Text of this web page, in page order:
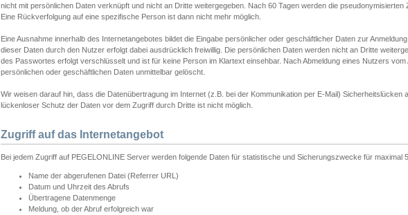
nicht mit persönlichen Daten verknüpft und nicht an Dritte weitergegeben. Nach 60 Tagen werden die pseudonymisierten
Eine Rückverfolgung auf eine spezifische Person ist dann nicht mehr möglich.
Eine Ausnahme innerhalb des Internetangebotes bildet die Eingabe persönlicher oder geschäftlicher Daten zur
dieser Daten durch den Nutzer erfolgt dabei ausdrücklich freiwillig. Die persönlichen Daten werden nicht an Dritte
des Passwortes erfolgt verschlüsselt und ist für keine Person im Klartext einsehbar. Nach Abmeldung eines Nutzers
persönlichen oder geschäftlichen Daten unmittelbar gelöscht.
Wir weisen darauf hin, dass die Datenübertragung im Internet (z.B. bei der Kommunikation per E-Mail) Sicherheitslücken
lückenloser Schutz der Daten vor dem Zugriff durch Dritte ist nicht möglich.
Zugriff auf das Internetangebot
Bei jedem Zugriff auf PEGELONLINE Server werden folgende Daten für statistische und Sicherungszwecke für maximal
Name der abgerufenen Datei (Referrer URL)
Datum und Uhrzeit des Abrufs
Übertragene Datenmenge
Meldung, ob der Abruf erfolgreich war